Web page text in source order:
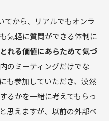
てから、リアルでもオンラ
気軽に質問ができる体制に
れる価値にあらためて気づ
のミーティングだけでな
も参加していただき、漠然
るかを一緒に考えてもらっ
思えますが、以前の外部ベ